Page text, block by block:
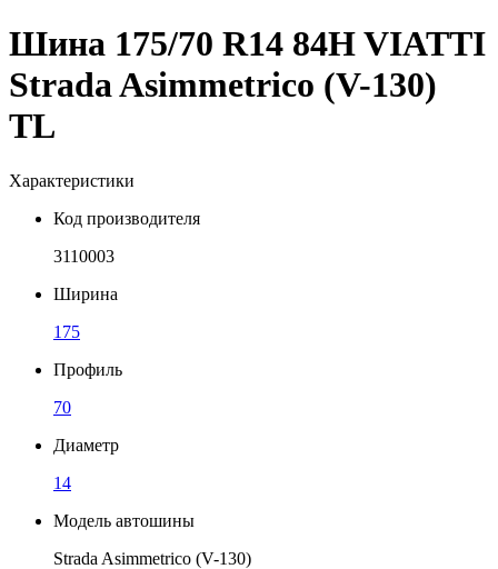
Шина 175/70 R14 84H VIATTI
Strada Asimmetrico (V-130)
TL
Характеристики
Код производителя
3110003
Ширина
175
Профиль
70
Диаметр
14
Модель автошины
Strada Asimmetrico (V-130)